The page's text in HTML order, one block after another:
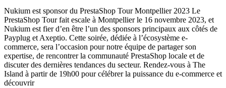
Nukium est sponsor du PrestaShop Tour Montpellier 2023 Le
PrestaShop Tour fait escale à Montpellier le 16 novembre 2023, et
Nukium est fier d’en être l’un des sponsors principaux aux côtés de
Payplug et Axeptio. Cette soirée, dédiée à l’écosystème e-
commerce, sera l’occasion pour notre équipe de partager son
expertise, de rencontrer la communauté PrestaShop locale et de
discuter des dernières tendances du secteur. Rendez-vous à The
Island à partir de 19h00 pour célébrer la puissance du e-commerce et
découvrir